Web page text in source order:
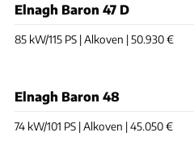
Elnagh Baron 47 D
85 kW/115 PS | Alkoven | 50.930 €
Elnagh Baron 48
74 kW/101 PS | Alkoven | 45.050 €